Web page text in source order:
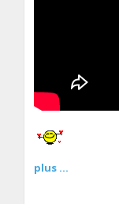
plus ...